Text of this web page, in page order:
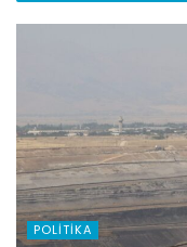
POLITIKA